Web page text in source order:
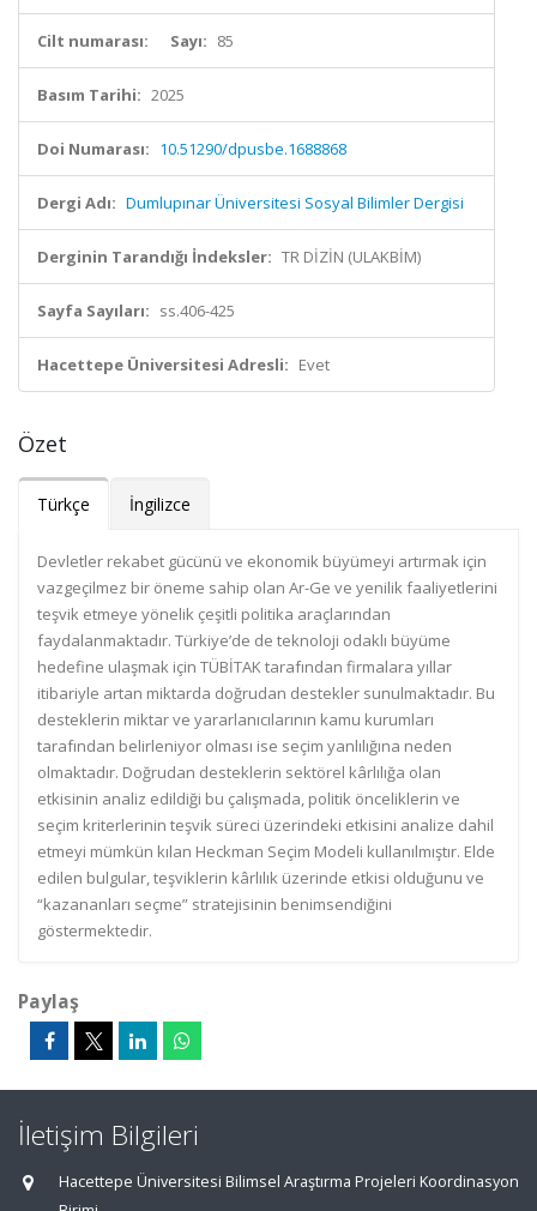
Cilt numarası: Sayı: 85
Basım Tarihi: 2025
Doi Numarası: 10.51290/dpusbe.1688868
Dergi Adı: Dumlupınar Üniversitesi Sosyal Bilimler Dergisi
Derginin Tarandığı İndeksler: TR DİZİN (ULAKBİM)
Sayfa Sayıları: ss.406-425
Hacettepe Üniversitesi Adresli: Evet
Özet
Türkçe İngilizce
Devletler rekabet gücünü ve ekonomik büyümeyi artırmak için
vazgeçilmez bir öneme sahip olan Ar-Ge ve yenilik faaliyetlerini
teşvik etmeye yönelik çeşitli politika araçlarından
faydalanmaktadır. Türkiye’de de teknoloji odaklı büyüme
hedefine ulaşmak için TÜBİTAK tarafından firmalara yıllar
itibariyle artan miktarda doğrudan destekler sunulmaktadır. Bu
desteklerin miktar ve yararlanıcılarının kamu kurumları
tarafından belirleniyor olması ise seçim yanlılığına neden
olmaktadır. Doğrudan desteklerin sektörel kârlılığa olan
etkisinin analiz edildiği bu çalışmada, politik önceliklerin ve
seçim kriterlerinin teşvik süreci üzerindeki etkisini analize dahil
etmeyi mümkün kılan Heckman Seçim Modeli kullanılmıştır. Elde
edilen bulgular, teşviklerin kârlılık üzerinde etkisi olduğunu ve
“kazananları seçme” stratejisinin benimsendiğini
göstermektedir.
Paylaş
İletişim Bilgileri
Hacettepe Üniversitesi Bilimsel Araştırma Projeleri Koordinasyon